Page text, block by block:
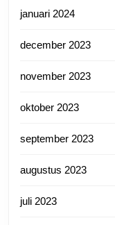
januari 2024
december 2023
november 2023
oktober 2023
september 2023
augustus 2023
juli 2023